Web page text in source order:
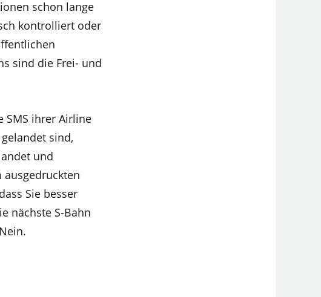
schon lange
kontrolliert oder
sind die Frei- und
SMS ihrer Airline
sind,
und
Sie besser
nächste S-Bahn